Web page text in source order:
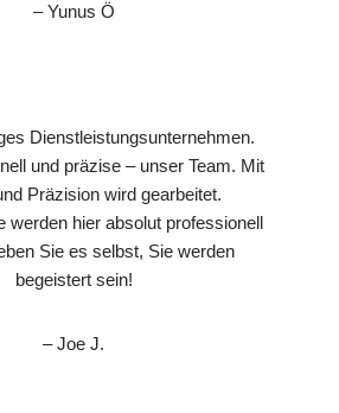
– Yunus Ö
Dienstleistungsunternehmen.
und präzise – unser Team. Mit
Präzision wird gearbeitet.
werden hier absolut professionell
Sie es selbst, Sie werden
begeistert sein!
– Joe J.